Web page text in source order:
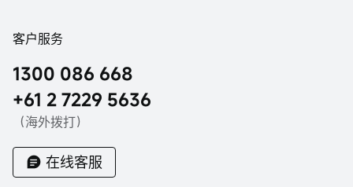
客户服务
1300 086 668
+61 2 7229 5636
（海外拨打）
在线客服